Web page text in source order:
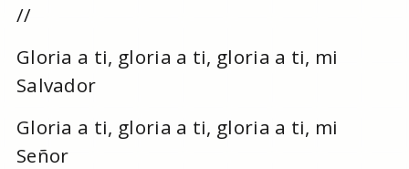
//
Gloria a ti, gloria a ti, gloria a ti, mi
Salvador
Gloria a ti, gloria a ti, gloria a ti, mi
Señor